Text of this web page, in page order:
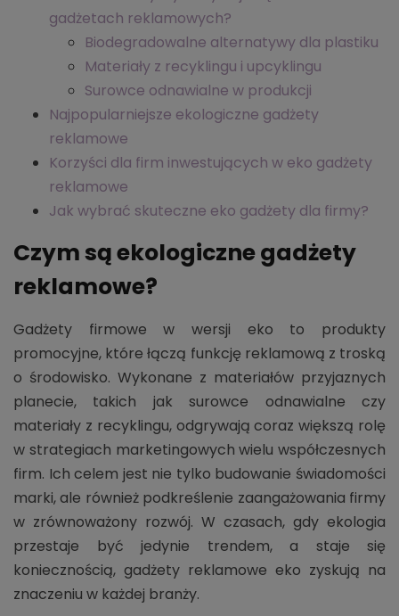
gadżetach reklamowych?
Biodegradowalne alternatywy dla plastiku
Materiały z recyklingu i upcyklingu
Surowce odnawialne w produkcji
Najpopularniejsze ekologiczne gadżety
reklamowe
Korzyści dla firm inwestujących w eko gadżety
reklamowe
Jak wybrać skuteczne eko gadżety dla firmy?
Czym są ekologiczne gadżety
reklamowe?
Gadżety firmowe w wersji eko to produkty
promocyjne, które łączą funkcję reklamową z troską
o środowisko. Wykonane z materiałów przyjaznych
planecie, takich jak surowce odnawialne czy
materiały z recyklingu, odgrywają coraz większą rolę
w strategiach marketingowych wielu współczesnych
firm. Ich celem jest nie tylko budowanie świadomości
marki, ale również podkreślenie zaangażowania firmy
w zrównoważony rozwój. W czasach, gdy ekologia
przestaje być jedynie trendem, a staje się
koniecznością, gadżety reklamowe eko zyskują na
znaczeniu w każdej branży.